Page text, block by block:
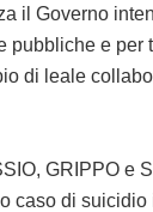
pubbliche e
di leale
GRIPPO e
di suicidio in